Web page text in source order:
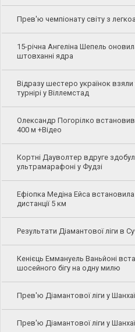
Прев'ю чемпіонату світу з
15-річна Ангеліна Шепель
штовханні ядра
Відразу шестеро українок взяли
турнірі у Віллемстад
Олександр Погорілко встановив
400 м +Відео
Кортні Дауволтер вдруге
ультрамарафоні у Фудзі
Ефіопка Медіна Ейса
дистанції 5 км
Результати Діамантової ліги в
Кенієць Еммануель Ваньйоні
шосейного бігу на одну милю
Прев'ю Діамантової ліги у
Прев'ю Діамантової ліги у